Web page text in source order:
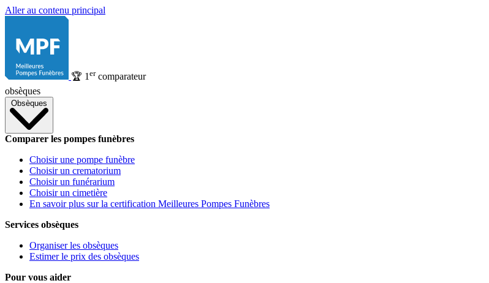
Aller au contenu principal
🏆 1 ercomparateur
obsèques
Obsèques
Comparer les pompes funèbres
Choisir une pompe funèbre
Choisir un crematorium
Choisir un funérarium
Choisir un cimetière
En savoir plus sur la certification Meilleures Pompes Funèbres
Services obsèques
Organiser les obsèques
Estimer le prix des obsèques
Pour vous aider